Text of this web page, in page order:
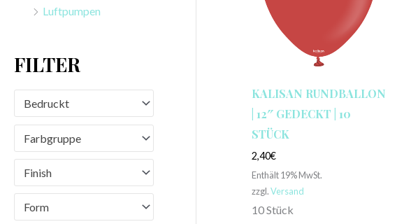
Luftpumpen
FILTER
Bedruckt
Farbgruppe
Finish
Form
KALISAN RUNDBALLON
| 12″ GEDECKT | 10
STÜCK
2,40€
Enthält 19% MwSt.
zzgl.Versand
10 Stück